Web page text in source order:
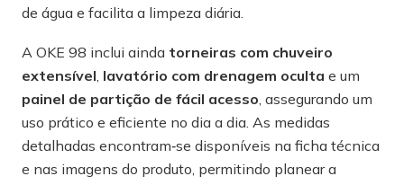
de água e facilita a limpeza diária.
A OKE 98 inclui ainda torneiras com chuveiro
extensível, lavatório com drenagem oculta e um
painel de partição de fácil acesso, assegurando um
uso prático e eficiente no dia a dia. As medidas
detalhadas encontram‑se disponíveis na ficha técnica
e nas imagens do produto, permitindo planear a